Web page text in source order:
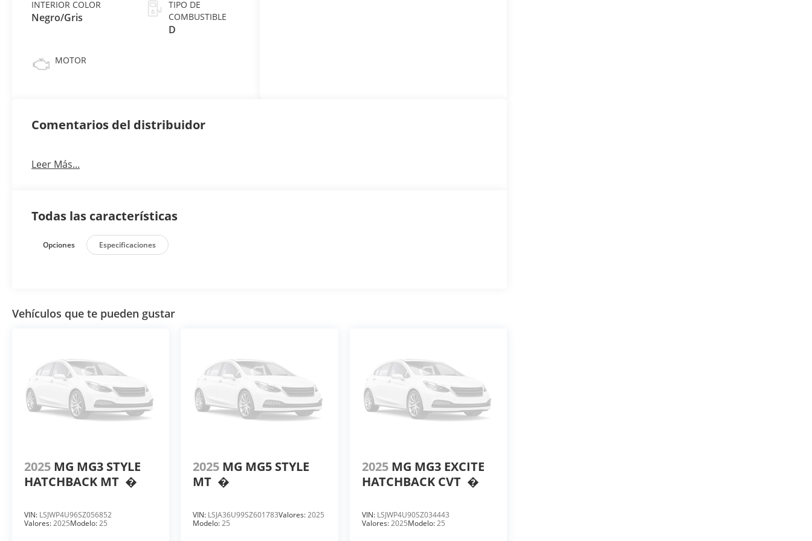
INTERIOR COLOR
Negro/Gris
MOTOR
TIPO DE
COMBUSTIBLE
D
Comentarios del distribuidor
Leer Más...
Todas las características
Opciones Especificaciones
Vehículos que te pueden gustar
2025 MG MG3 STYLE
HATCHBACK MT �
VIN: LSJWP4U96SZ056852
Valores:2025Modelo:25
2025 MG MG5 STYLE
MT �
VIN: LSJA36U99SZ601783Valores:2025
Modelo:25
2025 MG MG3 EXCITE
HATCHBACK CVT �
VIN: LSJWP4U90SZ034443
Valores:2025Modelo:25